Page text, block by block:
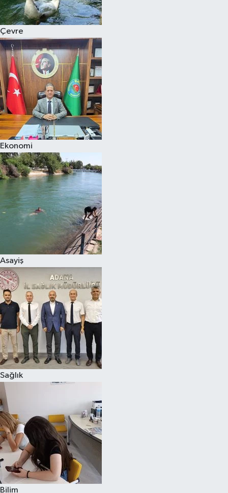
Çevre
Ekonomi
Asayiş
Sağlık
Bilim